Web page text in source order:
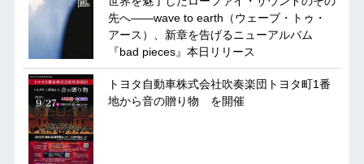
先へ――wave to earth（ウェーブ・トゥ・
アース）、新章を告げるニューアルバム
『bad pieces』本日リリース
トヨタ自動車株式会社吹奏楽団トヨタ町1番
地から音の贈り物 を開催